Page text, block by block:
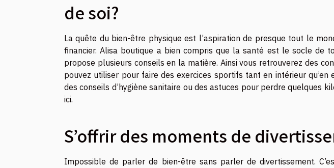
de soi?
La quête du bien-être physique est l’aspiration de presque tout le
financier. Alisa boutique a bien compris que la santé est le socle de
propose plusieurs conseils en la matière. Ainsi vous retrouverez des
pouvez utiliser pour faire des exercices sportifs tant en intérieur qu’en
des conseils d’hygiène sanitaire ou des astuces pour perdre quelques
ici.
S’offrir des moments de
Impossible de parler de bien-être sans parler de divertissement.